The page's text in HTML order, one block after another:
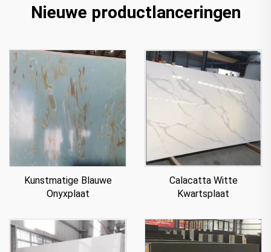
Nieuwe productlanceringen
Kunstmatige Blauwe
Onyxplaat
Calacatta Witte
Kwartsplaat